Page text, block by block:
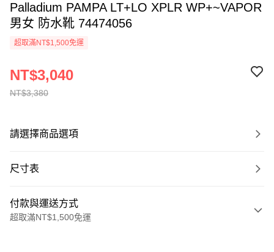
Palladium PAMPA LT+LO XPLR WP+~VAPOR
男女 防水靴 74474056
超取滿NT$1,500免運
NT$3,380
NT$3,040
請選擇商品選項
尺寸表
付款與運送方式
超取滿NT$1,500免運